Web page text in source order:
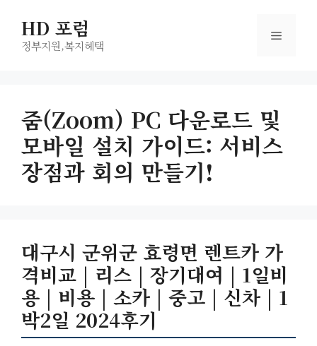
HD 포럼
정부지원,복지헤택
메
줌(Zoom) PC 다운로드 및
모바일 설치 가이드: 서비스
장점과 회의 만들기!
대구시 군위군 효령면 렌트카 가
격비교 | 리스 | 장기대여 | 1일비
용 | 비용 | 소카 | 중고 | 신차 | 1
박2일 2024후기